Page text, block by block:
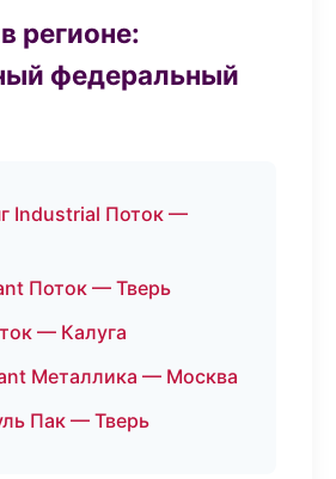
регионе:
федеральный
Industrial Поток —
Поток — Тверь
— Калуга
Металлика — Москва
Пак — Тверь